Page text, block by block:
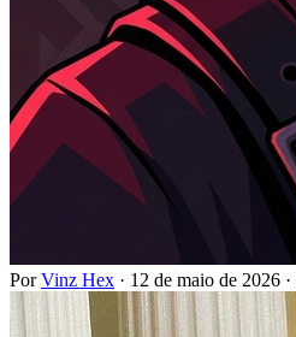
PorVinz Hex · 12 de maio de 2026 ·